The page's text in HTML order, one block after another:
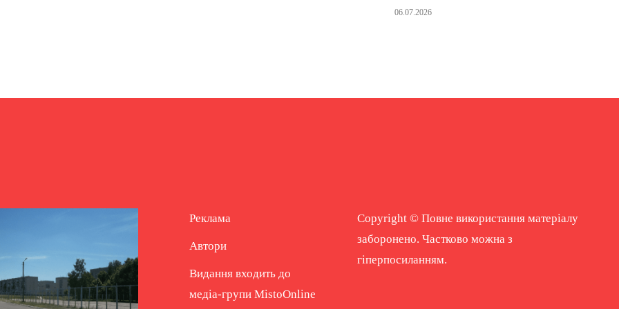
06.07.2026
Реклама
Автори
Видання входить до
медіа-групи MistoOnline
Copyright © Повне використання матеріалу
заборонено. Частково можна з
гіперпосиланням.